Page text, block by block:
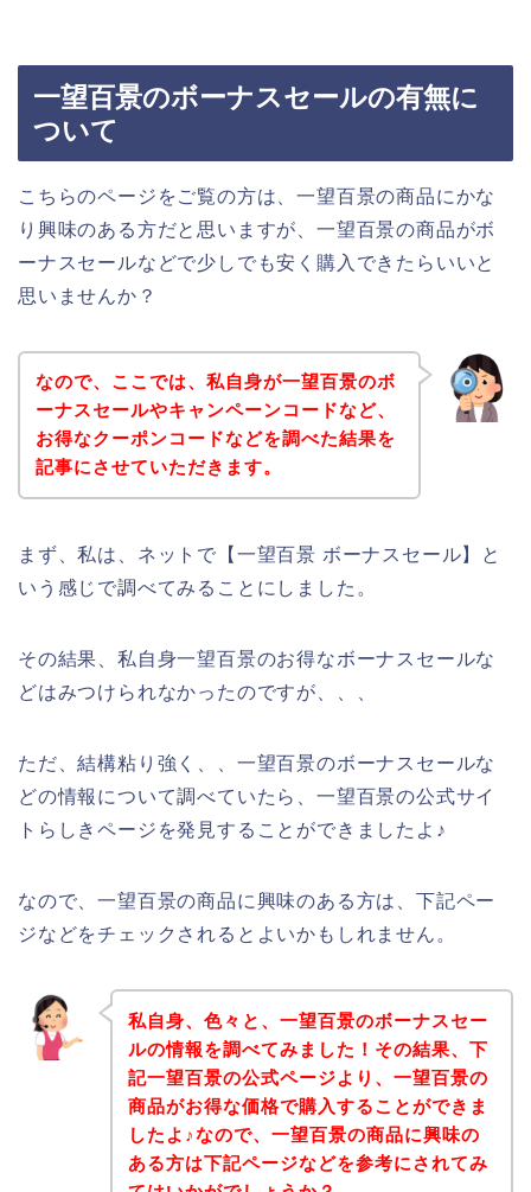
一望百景のボーナスセールの有無に
ついて
こちらのページをご覧の方は、一望百景の商品にかな
り興味のある方だと思いますが、一望百景の商品がボ
ーナスセールなどで少しでも安く購入できたらいいと
思いませんか？
なので、ここでは、私自身が一望百景のボ
ーナスセールやキャンペーンコードなど、
お得なクーポンコードなどを調べた結果を
記事にさせていただきます。
まず、私は、ネットで【一望百景 ボーナスセール】と
いう感じで調べてみることにしました。
その結果、私自身一望百景のお得なボーナスセールな
どはみつけられなかったのですが、、、
ただ、結構粘り強く、、一望百景のボーナスセールな
どの情報について調べていたら、一望百景の公式サイ
トらしきページを発見することができましたよ♪
なので、一望百景の商品に興味のある方は、下記ペー
ジなどをチェックされるとよいかもしれません。
私自身、色々と、一望百景のボーナスセー
ルの情報を調べてみました！その結果、下
記一望百景の公式ページより、一望百景の
商品がお得な価格で購入することができま
したよ♪なので、一望百景の商品に興味の
ある方は下記ページなどを参考にされてみ